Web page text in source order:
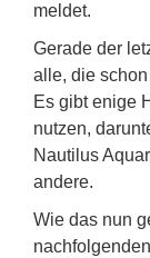
meldet.
Gerade der
alle, die
Es gibt enige
nutzen,
Nautilus
andere.
Wie das nun